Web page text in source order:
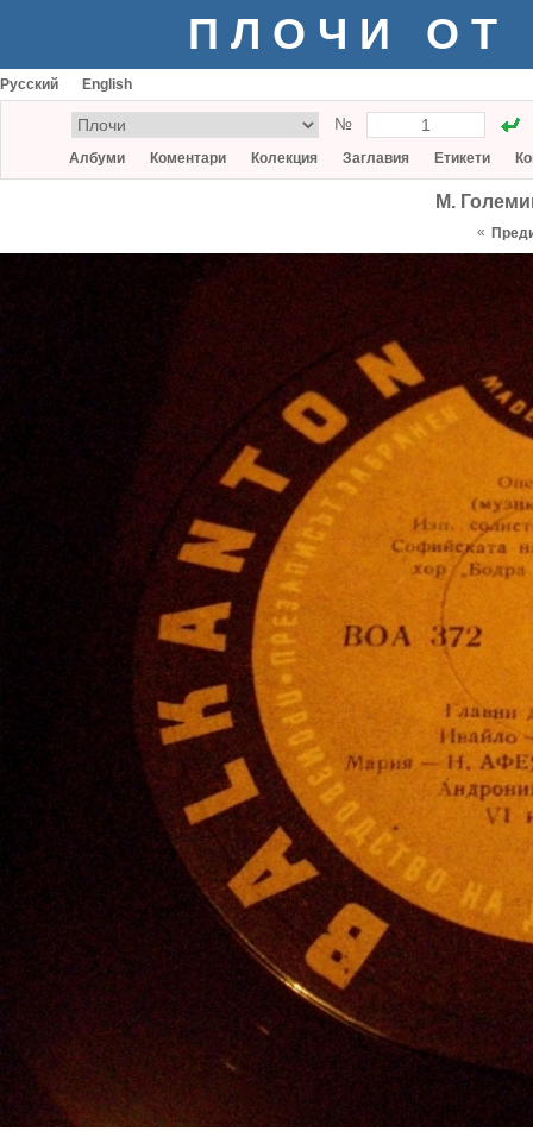
ПЛОЧИ ОТ
Русский English
№
Албуми Коментари Колекция Заглавия Етикети
М.
«